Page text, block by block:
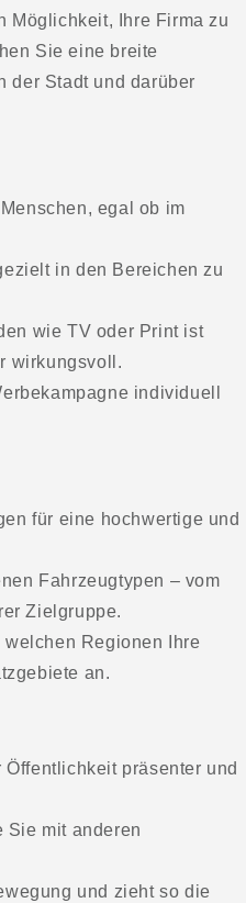
Möglichkeit, Ihre Firma zu
Sie eine breite
der Stadt und darüber
egal ob im
in den Bereichen zu
wie TV oder Print ist
wirkungsvoll.
individuell
für eine hochwertige und
Fahrzeugtypen – vom
Zielgruppe.
welchen Regionen Ihre
an.
Öffentlichkeit präsenter und
Sie mit anderen
und zieht so die